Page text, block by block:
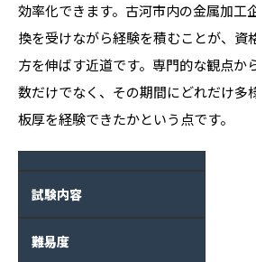
効率化できます。古河市内の金属加工
換を受けながら経験を積むことが、資
方を伸ばす近道です。専門的な観点か
数だけでなく、その期間にどれだけ多
板厚を経験できたかという点です。
試験内容
難易度